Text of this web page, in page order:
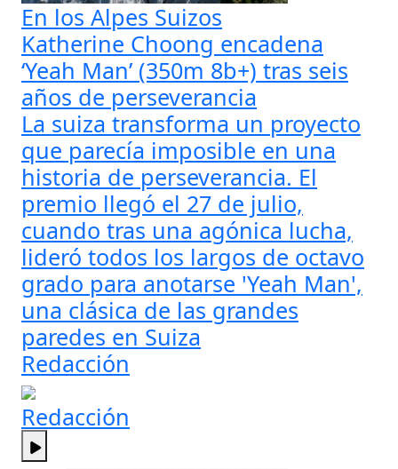
En los Alpes Suizos
Katherine Choong encadena
‘Yeah Man’ (350m 8b+) tras seis
años de perseverancia
La suiza transforma un proyecto
que parecía imposible en una
historia de perseverancia. El
premio llegó el 27 de julio,
cuando tras una agónica lucha,
lideró todos los largos de octavo
grado para anotarse 'Yeah Man',
una clásica de las grandes
paredes en Suiza
Redacción
Redacción